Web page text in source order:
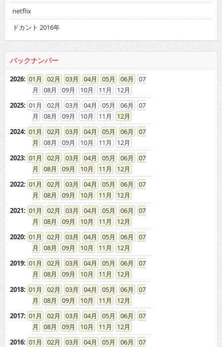
netflix
ドカント 2016年
バックナンバー
2026: 01 02 03 04 05 06
07
08
09 10 11
12
2025: 01 02 03 04 05 06
07
08
09 10 11
12
2024: 01 02 03 04 05 06
07
08
09 10 11
12
2023: 01 02 03 04 05 06
07
08
09 10 11
12
2022: 01 02 03 04 05 06
07
08
09 10 11
12
2021: 01 02 03 04 05 06
07
08
09 10 11
12
2020: 01 02 03 04 05 06
07
08
09 10 11
12
2019: 01 02 03 04 05 06
07
08
09 10 11
12
2018: 01 02 03 04 05 06
07
08
09 10 11
12
2017: 01 02 03 04 05 06
07
08
09 10 11
12
2016: 01 02 03 04 05 06
07